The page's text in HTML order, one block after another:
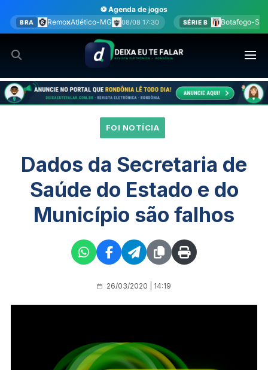
para
o
conteúdo
⚽ Agenda de jogos
MG
08/08 17:30 SÉRIE B Botafogo-SP América-MG 08/08
FOI NOTÍCIA
Dados da Secretaria de
Saúde do Estado e do
Município são falhos
26/03/2020 | 14:19